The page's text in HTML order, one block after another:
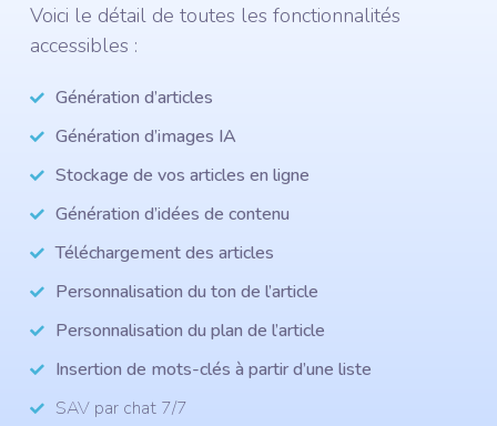
Voici le détail de toutes les fonctionnalités
accessibles :
Génération d’articles
Génération d’images IA
Stockage de vos articles en ligne
Génération d’idées de contenu
Téléchargement des articles
Personnalisation du ton de l’article
Personnalisation du plan de l’article
Insertion de mots-clés à partir d’une liste
SAV par chat 7/7